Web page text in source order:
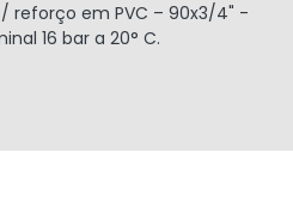
reforço em PVC – 90x3/4" -
16 bar a 20° C.